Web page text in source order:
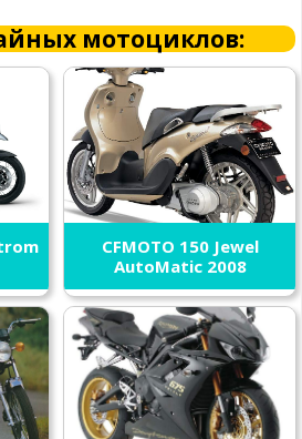
мотоциклов:
CFMOTO 150 Jewel
AutoMatic 2008